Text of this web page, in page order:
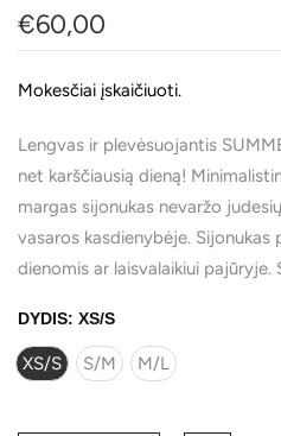
€60,00
Mokesčiai įskaičiuoti.
Lengvas ir plevėsuojantis
net karščiausią dieną!
margas sijonukas nevaržo
vasaros kasdienybėje. Sijonukas
dienomis ar laisvalaikiui pajūryje.
DYDIS: XS/S
XS/S S/M M/L